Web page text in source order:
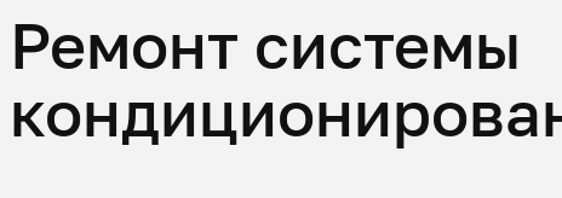
Ремонт системы